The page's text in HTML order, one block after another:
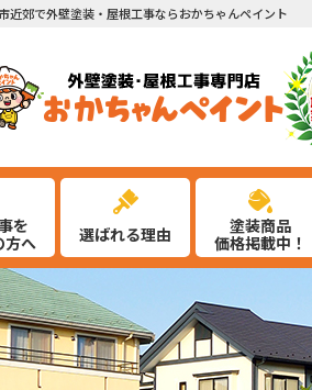
近郊で外壁塗装・屋根工事ならおかちゃんペイント
を
方へ
選ばれる理由
塗装商品
価格掲載中！